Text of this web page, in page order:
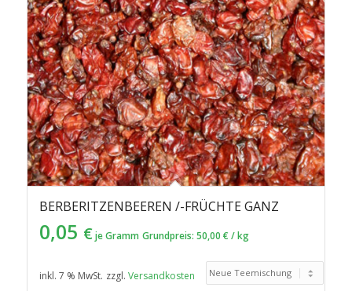
BERBERITZENBEEREN /-FRÜCHTE GANZ
0,05 € je Gramm Grundpreis: 50,00 € /kg
inkl. 7 % MwSt. zzgl. Versandkosten